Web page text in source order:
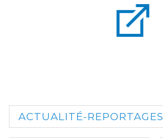
ACTUALITÉ-REPORTAGES